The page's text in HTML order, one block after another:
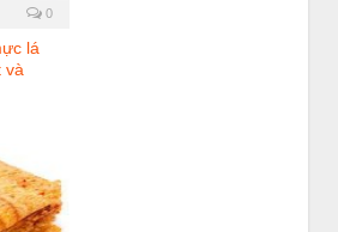
0
lá
và